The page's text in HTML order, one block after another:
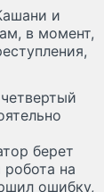
и
в момент,
берет
робота на
ошибку,